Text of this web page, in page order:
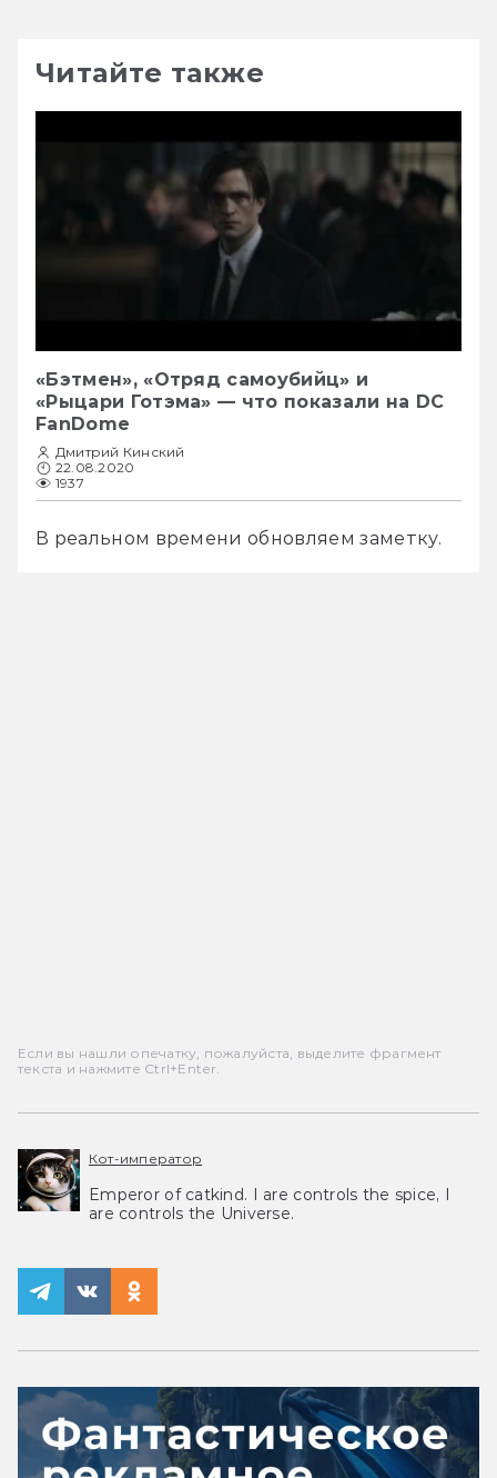
Читайте также
«Бэтмен», «Отряд самоубийц» и
«Рыцари Готэма» — что показали на DC
FanDome
Дмитрий Кинский
22.08.2020
1937
В реальном времени обновляем заметку.
Если вы нашли опечатку, пожалуйста, выделите фрагмент
текста и нажмите Ctrl+Enter.
Кот-император
Emperor of catkind. I are controls the spice, I
are controls the Universe.